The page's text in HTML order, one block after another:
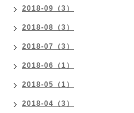
2018-09（3）
2018-08（3）
2018-07（3）
2018-06（1）
2018-05（1）
2018-04（3）